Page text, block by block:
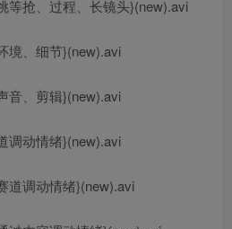
等抢、过程、长镜头}(new).avi
境、细节}(new).avi
音、剪辑}(new).avi
调动情绪}(new).avi
道调动情绪}(new).avi